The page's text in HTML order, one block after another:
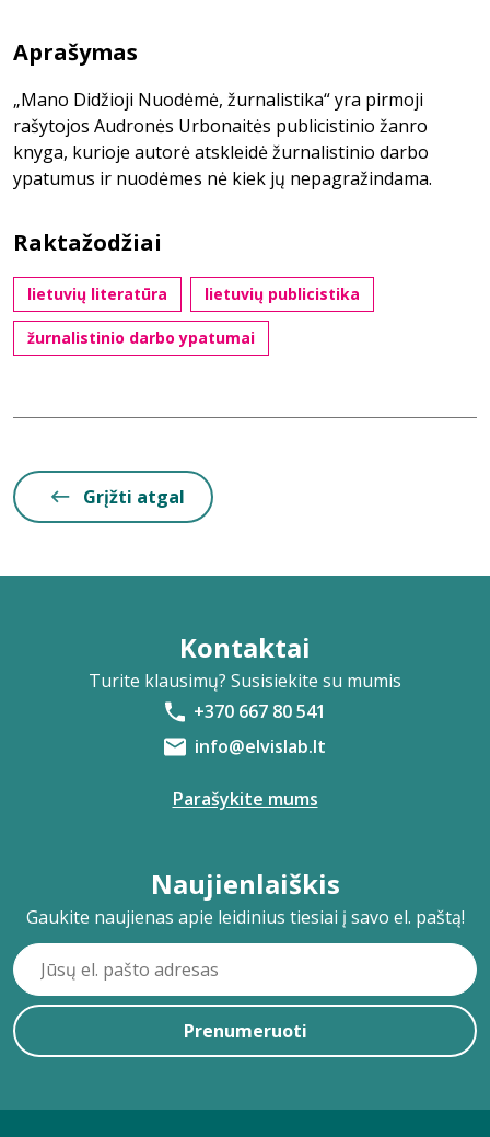
Aprašymas
„Mano Didžioji Nuodėmė, žurnalistika“ yra pirmoji
rašytojos Audronės Urbonaitės publicistinio žanro
knyga, kurioje autorė atskleidė žurnalistinio darbo
ypatumus ir nuodėmes nė kiek jų nepagražindama.
Raktažodžiai
lietuvių literatūra lietuvių publicistika
žurnalistinio darbo ypatumai
Grįžti atgal
Kontaktai
Turite klausimų? Susisiekite su mumis
+370 667 80 541
info@elvislab.lt
Parašykite mums
Naujienlaiškis
Gaukite naujienas apie leidinius tiesiai į savo el. paštą!
Prenumeruoti